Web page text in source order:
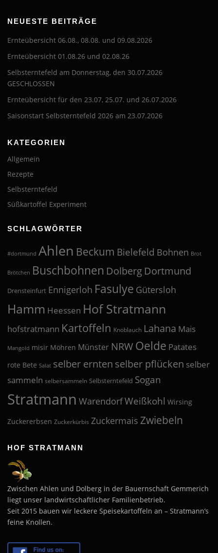
NEUESTE BEITRÄGE
Ernteübersicht 06.08., 08.08. und 09.08.2026
Ernteübersicht 01.08.26 und 02.08.26
Selbsterntefeld am Donnerstag, den 30.07.2026
GESCHLOSSEN
Ernteübersicht für den 23.07, 25.07. und 26.07.2026
Saisonstart Selbsterntefeld 2026 am 23.07.2026
KATEGORIEN
Allgemein
Rezepte
Selbsterntefeld
Süßkartoffel Experiment
SCHLAGWÖRTER
#dortmund Ahlen Beckum Bielefeld Bohnen Brot
Brötchen Buschbohnen Dolberg Dortmund
Drensteinfurt Ennigerloh Fasulye Gütersloh
Hamm Heessen Hof Stratmann
hofstratmann Kartoffeln Knoblauch Lahana Mais
Mangold misir Möhren Münster NRW Oelde Patates
rote Bete Salat selber ernten selber pflücken selber
sammeln selbersammeln Selbsterntefeld Sogan
Stratmann WarendorfWeißkohl Wirsing
Zuckererbsen Zuckerkürbis Zuckermais Zwiebeln
HOF STRATMANN
Zwischen Ahlen und Dolberg in der Bauernschaft Gemmerich
liegt unser landwirtschaftlicher Familienbetrieb.
Seit 2015 bauen wir leckere Speisekartoffeln an – Stratmann’s
feine Knollen.